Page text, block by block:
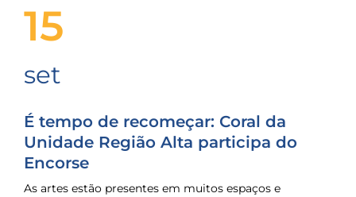
15
set
É tempo de recomeçar: Coral da
Unidade Região Alta participa do
Encorse
As artes estão presentes em muitos espaços e